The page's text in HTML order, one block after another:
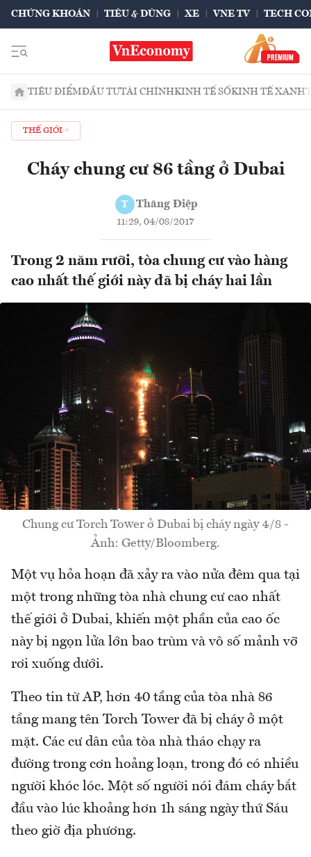
CHỨNG KHOÁN TIÊU & DÙNG XE VNE TV TECH
TIÊU ĐIỂMĐẦU TƯTÀI CHÍNHKINH TẾ SỐKINH TẾ XANH
THẾ GIỚI
Cháy chung cư 86 tầng ở Dubai
T Thăng Điệp
11:29, 04/08/2017
Trong 2 năm rưỡi, tòa chung cư vào hàng
cao nhất thế giới này đã bị cháy hai lần
Chung cư Torch Tower ở Dubai bị cháy ngày 4/8 -
Ảnh: Getty/Bloomberg.
Một vụ hỏa hoạn đã xảy ra vào nửa đêm qua tại
một trong những tòa nhà chung cư cao nhất
thế giới ở Dubai, khiến một phần của cao ốc
này bị ngọn lửa lớn bao trùm và vô số mảnh vỡ
rơi xuống dưới.
Theo tin từ AP, hơn 40 tầng của tòa nhà 86
tầng mang tên Torch Tower đã bị cháy ở một
mặt. Các cư dân của tòa nhà tháo chạy ra
đường trong cơn hoảng loạn, trong đó có nhiều
người khóc lóc. Một số người nói đám cháy bắt
đầu vào lúc khoảng hơn 1h sáng ngày thứ Sáu
theo giờ địa phương.